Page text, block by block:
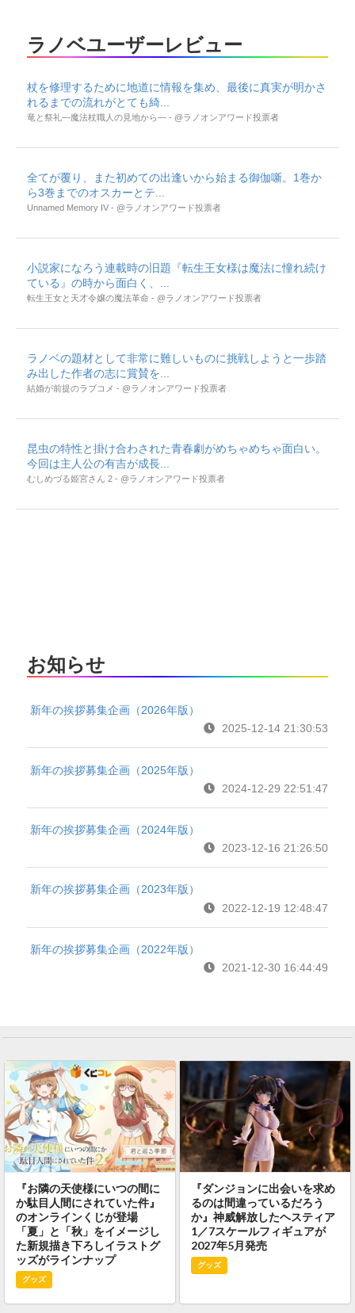
ラノベユーザーレビュー
杖を修理するために地道に情報を集め、最後に真実が明かさ
れるまでの流れがとても綺...
竜と祭礼―魔法杖職人の見地から― - @ラノオンアワード投票者
全てが覆り、また初めての出逢いから始まる御伽噺。1巻か
ら3巻までのオスカーとテ...
Unnamed Memory IV - @ラノオンアワード投票者
小説家になろう連載時の旧題『転生王女様は魔法に憧れ続け
ている』の時から面白く、...
転生王女と天才令嬢の魔法革命 - @ラノオンアワード投票者
ラノベの題材として非常に難しいものに挑戦しようと一歩踏
み出した作者の志に賞賛を...
結婚が前提のラブコメ - @ラノオンアワード投票者
昆虫の特性と掛け合わされた青春劇がめちゃめちゃ面白い。
今回は主人公の有吉が成長...
むしめづる姫宮さん 2 - @ラノオンアワード投票者
お知らせ
新年の挨拶募集企画（2026年版）
2025-12-14 21:30:53
新年の挨拶募集企画（2025年版）
2024-12-29 22:51:47
新年の挨拶募集企画（2024年版）
2023-12-16 21:26:50
新年の挨拶募集企画（2023年版）
2022-12-19 12:48:47
新年の挨拶募集企画（2022年版）
2021-12-30 16:44:49
『お隣の天使様にいつの間に
か駄目人間にされていた件』
のオンラインくじが登場
「夏」と「秋」をイメージし
た新規描き下ろしイラストグ
ッズがラインナップ
グッズ
『ダンジョンに出会いを求め
るのは間違っているだろう
か』神威解放したヘスティア
1／7スケールフィギュアが
2027年5月発売
グッズ